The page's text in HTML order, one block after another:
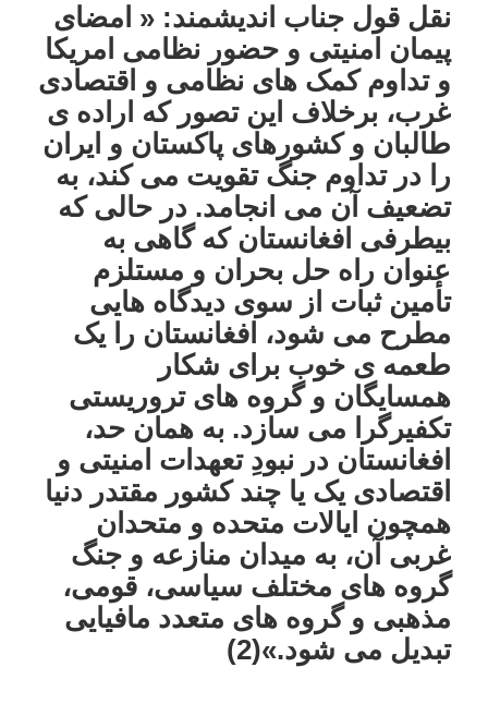
نقل قول جناب اندیشمند: « امضای
پیمان امنیتی و حضور نظامی امریکا
و تداوم کمک های نظامی و اقتصادی
غرب، برخلاف این تصور که اراده ی
طالبان و کشورهای پاکستان و ایران
را در تداوم جنگ تقویت می کند، به
تضعیف آن می انجامد. در حالی که
بیطرفی افغانستان که گاهی به
عنوان راه حل بحران و مستلزم
تأمین ثبات از سوی دیدگاه هایی
مطرح می شود، افغانستان را یک
طعمه ی خوب برای شکار
همسایگان و گروه های تروریستی
تکفیرگرا می سازد. به همان حد،
افغانستان در نبودِ تعهدات امنیتی و
اقتصادی یک یا چند کشور مقتدر دنیا
همچون ایالات متحده و متحدان
غربی آن، به میدان منازعه و جنگ
گروه های مختلف سیاسی، قومی،
مذهبی و گروه های متعدد مافیایی
تبدیل می شود.»(2)